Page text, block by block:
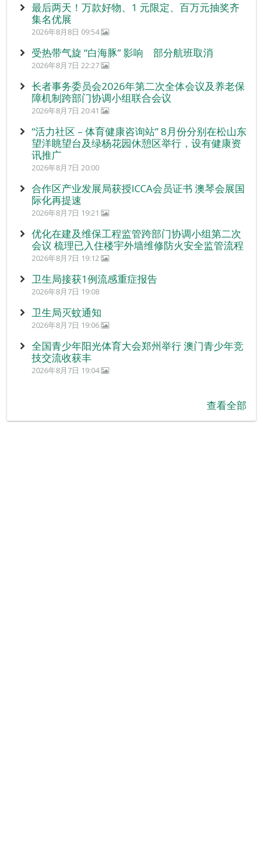
最后两天！万款好物、1 元限定、百万元抽奖齐
集名优展
2026年8月8日 09:54
受热带气旋 “白海豚” 影响 部分航班取消
2026年8月7日 22:27
长者事务委员会2026年第二次全体会议及养老保
障机制跨部门协调小组联合会议
2026年8月7日 20:41
“活力社区 – 体育健康咨询站” 8月份分别在松山东
望洋眺望台及绿杨花园休憩区举行，设有健康资
讯推广
2026年8月7日 20:00
合作区产业发展局获授ICCA会员证书 澳琴会展国
际化再提速
2026年8月7日 19:21
优化在建及维保工程监管跨部门协调小组第二次
会议 梳理已入住楼宇外墙维修防火安全监管流程
2026年8月7日 19:12
卫生局接获1例流感重症报告
2026年8月7日 19:08
卫生局灭蚊通知
2026年8月7日 19:06
全国青少年阳光体育大会郑州举行 澳门青少年竞
技交流收获丰
2026年8月7日 19:04
查看全部